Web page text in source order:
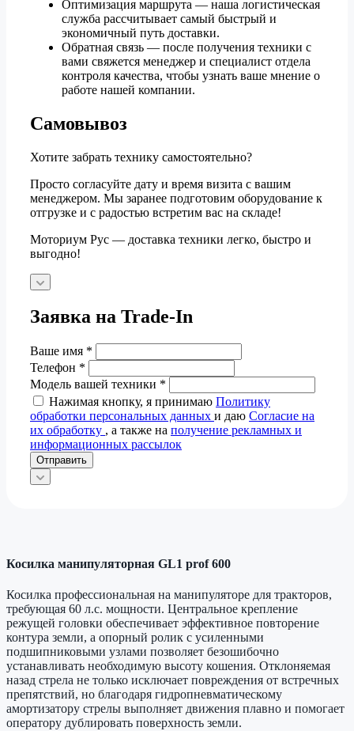
Оптимизация маршрута — наша логистическая
служба рассчитывает самый быстрый и
экономичный путь доставки.
Обратная связь — после получения техники с
вами свяжется менеджер и специалист отдела
контроля качества, чтобы узнать ваше мнение о
работе нашей компании.
Самовывоз
Хотите забрать технику самостоятельно?
Просто согласуйте дату и время визита с вашим
менеджером. Мы заранее подготовим оборудование к
отгрузке и с радостью встретим вас на складе!
Моториум Рус — доставка техники легко, быстро и
выгодно!
Заявка на Trade-In
Ваше имя *
Телефон *
Модель вашей техники *
Нажимая кнопку, я принимаю Политику
обработки персональных данных и даю Согласие на
их обработку , а также на получение рекламных и
информационных рассылок
Отправить
Косилка манипуляторная GL1 prof 600
Косилка профессиональная на манипуляторе для тракторов,
требующая 60 л.с. мощности. Центральное крепление
режущей головки обеспечивает эффективное повторение
контура земли, а опорный ролик с усиленными
подшипниковыми узлами позволяет безошибочно
устанавливать необходимую высоту кошения. Отклоняемая
назад стрела не только исключает повреждения от встречных
препятствий, но благодаря гидропневматическому
амортизатору стрелы выполняет движения плавно и помогает
оператору дублировать поверхность земли.